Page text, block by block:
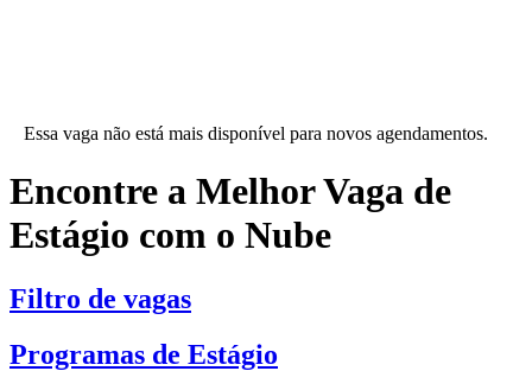
Essa vaga não está mais disponível para novos agendamentos.
Encontre a Melhor Vaga de
Estágio com o Nube
Filtro de vagas
Programas de Estágio